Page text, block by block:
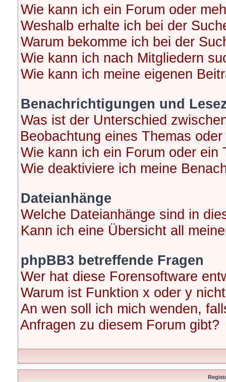
Wie kann ich ein Forum oder
Weshalb erhalte ich bei der
Warum bekomme ich bei der
Wie kann ich nach Mitgliedern
Wie kann ich meine eigenen
Benachrichtigungen und
Was ist der Unterschied
Beobachtung eines Themas
Wie kann ich ein Forum oder ein
Wie deaktiviere ich meine
Dateianhänge
Welche Dateianhänge sind in
Kann ich eine Übersicht all
phpBB3 betreffende Fragen
Wer hat diese Forensoftware
Warum ist Funktion x oder y
An wen soll ich mich wenden,
Anfragen zu diesem Forum gibt?